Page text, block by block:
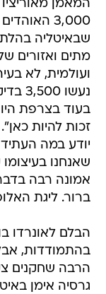
המאמן
3,000
מתים ואזורים
ועולמית, לא
נעשו
זכות להיות
יודע במה
שאנחנו
אמונה רבה
ברור. ליגת
הבלם לאונרדו
בהתמודדות, אבל
הרבה שחקנים
גרסיה אימן